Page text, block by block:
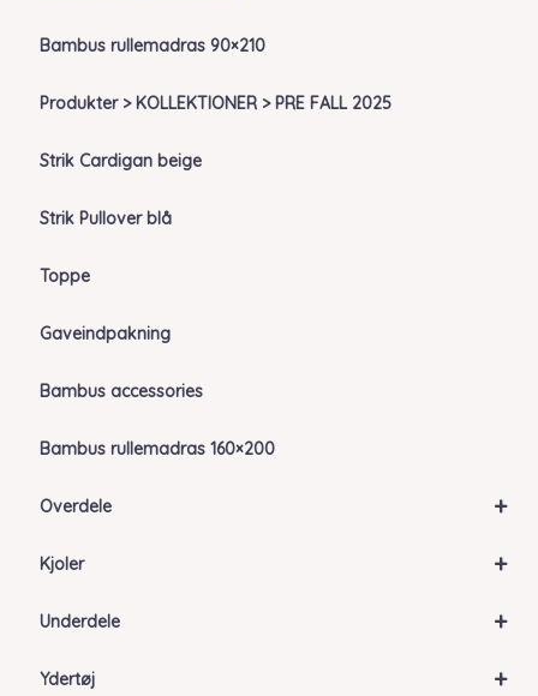
Bambus rullemadras 90×210
Produkter > KOLLEKTIONER > PRE FALL 2025
Strik Cardigan beige
Strik Pullover blå
Toppe
Gaveindpakning
Bambus accessories
Bambus rullemadras 160×200
+
Overdele
+
Kjoler
+
Underdele
+
Ydertøj